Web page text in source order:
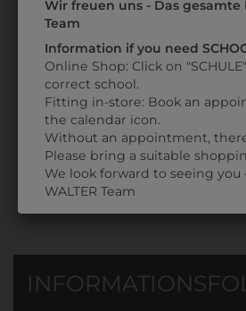
31805PIELA001
PANTOFFEL PIEL-A
€ 40,90
Wir freuen uns - Das gesamte
Team
Information if you need
Online Shop: Click on
correct school.
Fitting in-store: Book an
the calendar icon.
Without an appointment,
Please bring a suitable
We look forward to seeing you
WALTER Team